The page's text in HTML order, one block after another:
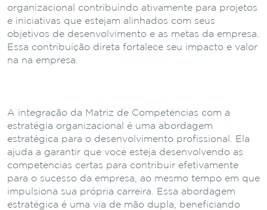
organizacional contribuindo ativamente para projetos
e iniciativas que estejam alinhados com seus
objetivos de desenvolvimento e as metas da empresa.
Essa contribuição direta fortalece seu impacto e valor
na na empresa.
A integração da Matriz de Competências com a
estratégia organizacional é uma abordagem
estratégica para o desenvolvimento profissional. Ela
ajuda a garantir que você esteja desenvolvendo as
competências certas para contribuir efetivamente
para o sucesso da empresa, ao mesmo tempo em que
impulsiona sua própria carreira. Essa abordagem
estratégica é uma via de mão dupla, beneficiando